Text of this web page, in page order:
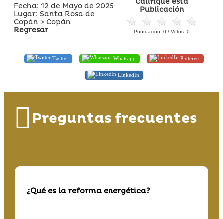
Fecha: 12 de Mayo de 2025
Lugar: Santa Rosa de
Copán > Copán
Regresar
Califique esta
Publicación
Puntuación: 0 / Votos: 0
Twitter Whatsapp Pinterest
LinkedIn
Preguntas frecuentes
¿Qué es la reforma energética?